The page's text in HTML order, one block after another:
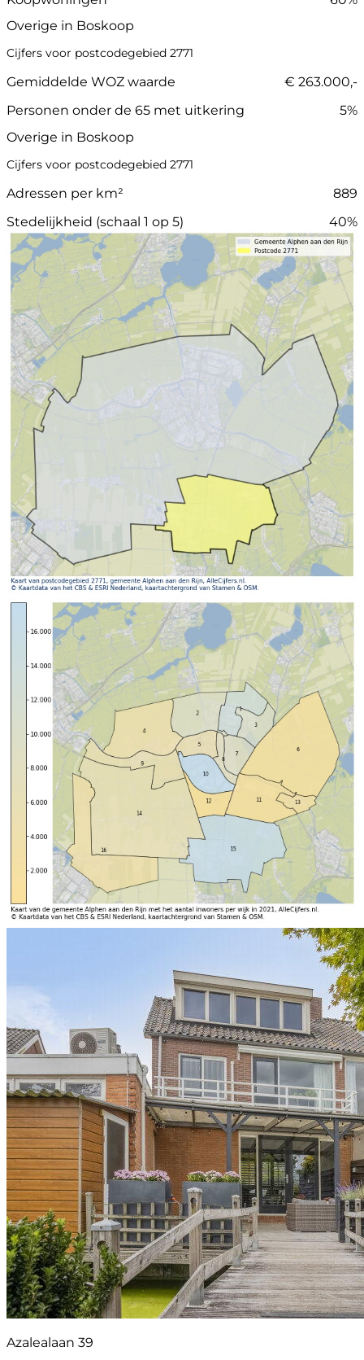
Overige in Boskoop
Cijfers voor postcodegebied 2771
Gemiddelde WOZ waarde
€ 263.000,-
Personen onder de 65 met uitkering
5%
Overige in Boskoop
Cijfers voor postcodegebied 2771
Adressen per km²
889
Stedelijkheid (schaal 1 op 5)
40%
Azalealaan 39